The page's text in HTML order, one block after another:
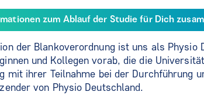
zum Ablauf der Studie für Dich
der Blankoverordnung ist uns als Physio
und Kollegen vorab, die die
mit ihrer Teilnahme bei der Durchführung
von Physio Deutschland.